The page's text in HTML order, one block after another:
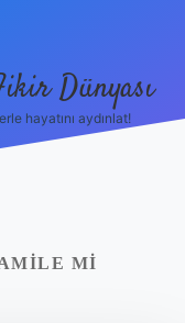
Dünyası
hayatını aydınlat!
MI